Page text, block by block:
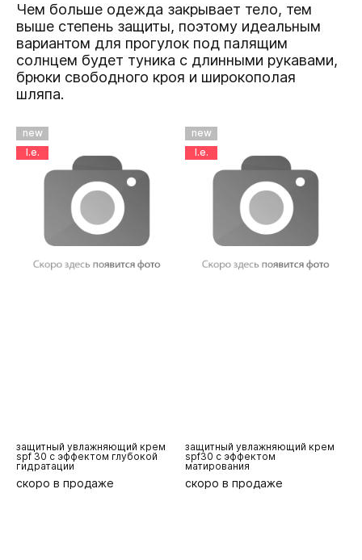
Чем больше одежда закрывает тело, тем
выше степень защиты, поэтому идеальным
вариантом для прогулок под палящим
солнцем будет туника с длинными рукавами,
брюки свободного кроя и широкополая
шляпа.
new
l.e.
защитный увлажняющий крем
spf 30 с эффектом глубокой
гидратации
скоро в продаже
new
l.e.
защитный увлажняющий крем
spf30 с эффектом
матирования
скоро в продаже